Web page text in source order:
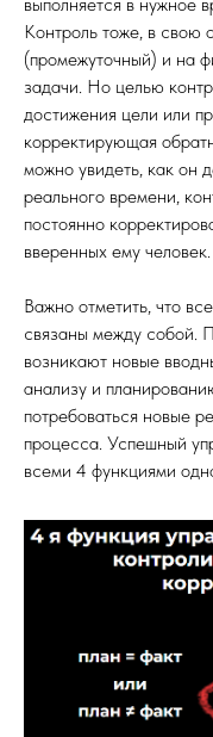
Контроль тоже, в свою
(промежуточный) и на
задачи. Но целью
достижения цели или
корректирующая
можно увидеть, как он
реального времени,
постоянно
вверенных ему человек.
Важно отметить, что
связаны между собой.
возникают новые
анализу и
потребоваться новые
процесса. Успешный
всеми 4 функциями